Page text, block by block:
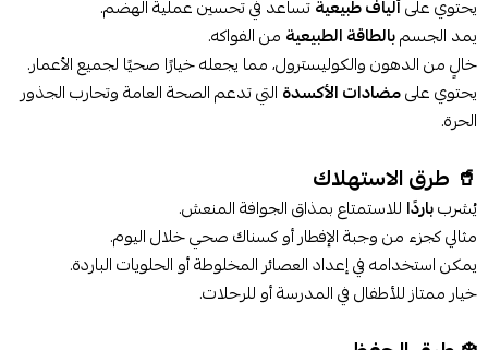
يحتوي علىألياف طبيعيةتساعد في تحسين عملية الهضم.
يمد الجسمبالطاقة الطبيعية من الفواكه.
خالٍ من الدهون والكوليسترول، مما يجعله خيارًا صحيًا لجميع الأعمار.
يحتوي علىمضادات الأكسدة التي تدعم الصحة العامة وتحارب الجذور
الحرة.
🥤 طرق الاستهلاك
يُشربباردًا للاستمتاع بمذاق الجوافة المنعش.
مثالي كجزء من وجبة الإفطار أو كسناك صحي خلال اليوم.
يمكن استخدامه في إعداد العصائر المخلوطة أو الحلويات الباردة.
خيار ممتاز للأطفال في المدرسة أو للرحلات.